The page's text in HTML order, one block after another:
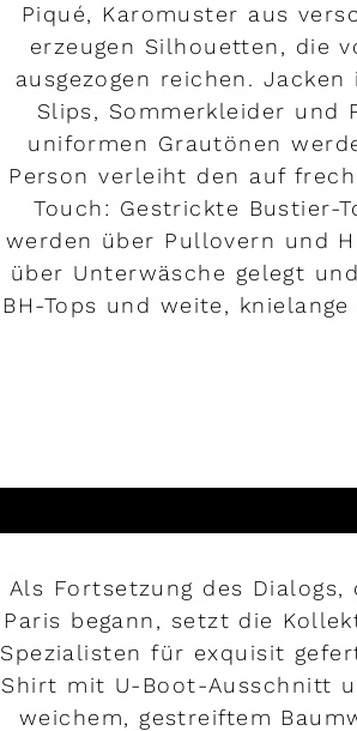
Piqué, Karomuster aus
erzeugen Silhouetten, die
ausgezogen reichen.
Slips, Sommerkleider und
uniformen Grautönen
Person verleiht den auf
Touch: Gestrickte Bustier-
werden über Pullovern und
über Unterwäsche gelegt
BH-Tops und weite,
Als Fortsetzung des
Paris begann, setzt die
Spezialisten für exquisit
Shirt mit U-Boot-Ausschnitt
weichem, gestreiftem